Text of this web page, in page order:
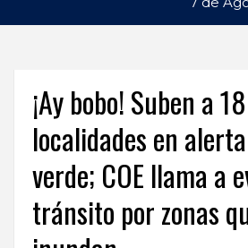
ECONOMÍA
DEPORTES
ENTRETENIMIENTO
SALUD
¡Ay bobo! Suben a
localidades en
verde; COE llama a
tránsito por zonas